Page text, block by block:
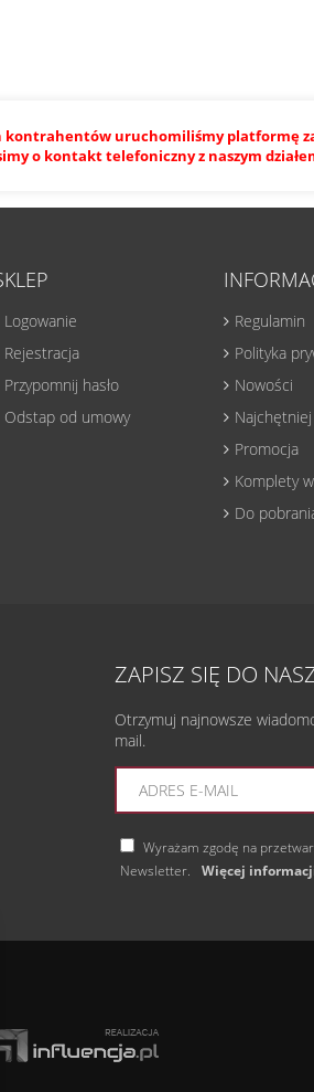
kontrahentów uruchomiliśmy platformę
o kontakt telefoniczny z naszym
Logowanie
Rejestracja
Przypomnij hasło
Odstap od umowy
Regulamin
Polityka
Nowości
Promocja
Komplety
Do
ZAPISZ SIĘ DO
Otrzymuj najnowsze
mail.
Wyrażam zgodę na
Newsletter.
Więcej